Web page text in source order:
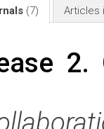
(7) Articles